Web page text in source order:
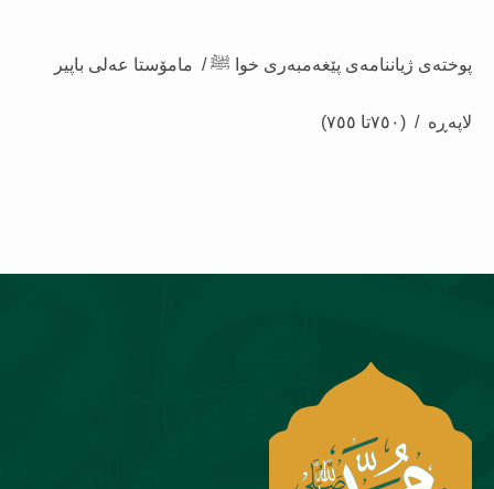
پوختەى ژیاننامەى پێغەمبەرى خوا ﷺ/ مامۆستا عەلى باپیر
لاپەڕە/ (٧٥٠ تا ٧٥٥)